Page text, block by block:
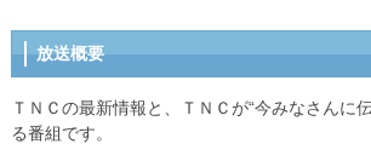
放送概要
ＴＮＣの最新情報と、ＴＮＣが“今みなさんに
る番組です。